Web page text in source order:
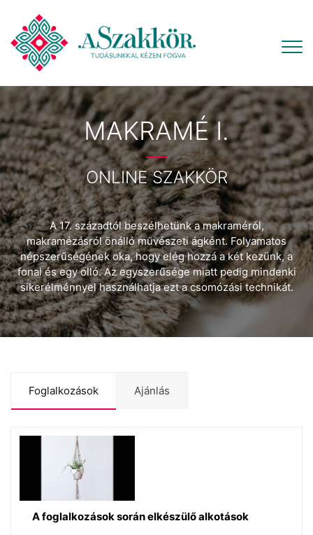
MAKRAMÉ I.
ONLINE SZAKKÖR
A 17. századtól beszélhetünk a makraméról,
makramézásról önálló művészeti ágként. Folyamatos
népszerűségének oka, hogy elég hozzá a két kezünk, a
fonal és egy olló. Az egyszerűsége miatt pedig mindenki
sikerélménnyel használhatja ezt a csomózási technikát.
Foglalkozások Ajánlás
A foglalkozások során elkészülő alkotások